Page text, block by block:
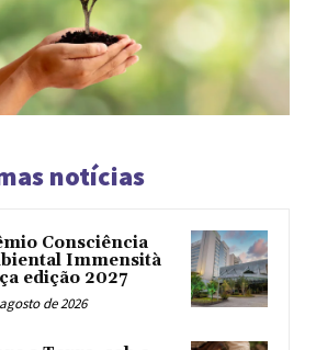
notícias
Consciência
Immensità
edição 2027
de 2026